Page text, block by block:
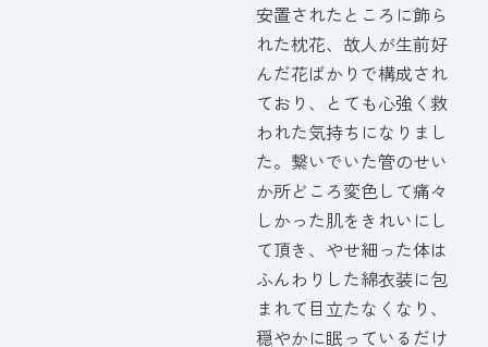
安置されたところに飾ら
れた枕花、故人が生前好
んだ花ばかりで構成され
ており、とても心強く救
われた気持ちになりまし
た。繋いでいた管のせい
か所どころ変色して痛々
しかった肌をきれいにし
て頂き、やせ細った体は
ふんわりした綿衣装に包
まれて目立たなくなり、
穏やかに眠っているだけ